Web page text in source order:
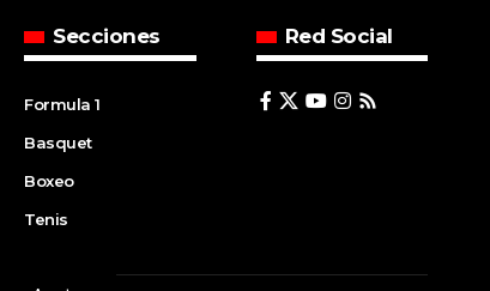
Secciones
Formula 1
Basquet
Boxeo
Tenis
Red Social